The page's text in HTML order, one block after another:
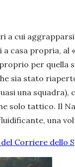
a cui
casa propria,
per quella
sia stato
una
solo tattico. Il
una
Corriere dello